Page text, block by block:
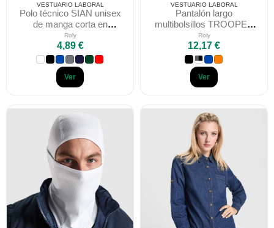
VESTUARIO LABORAL
Polo técnico SIAN unisex
de manga corta en
poliéster waffle
Roly
4,89 €
Ver
VESTUARIO LABORAL
Pantalón largo
multibolsillos TROOPER
Roly WRK en sarga
Roly
12,17 €
Ver